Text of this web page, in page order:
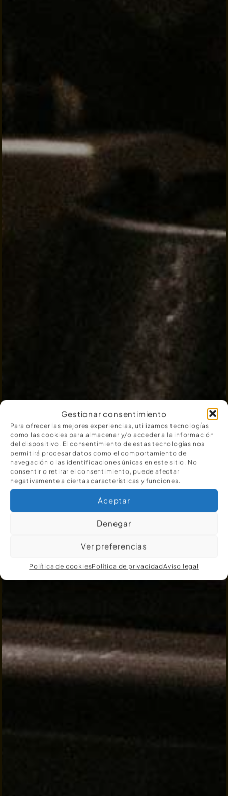
Gestionar consentimiento
Para ofrecer las mejores experiencias, utilizamos tecnologías
como las cookies para almacenar y/o acceder a la información
del dispositivo. El consentimiento de estas tecnologías nos
permitirá procesar datos como el comportamiento de
navegación o las identificaciones únicas en este sitio. No
consentir o retirar el consentimiento, puede afectar
negativamente a ciertas características y funciones.
Aceptar
Denegar
Ver preferencias
Política de cookiesPolítica de privacidadAviso legal